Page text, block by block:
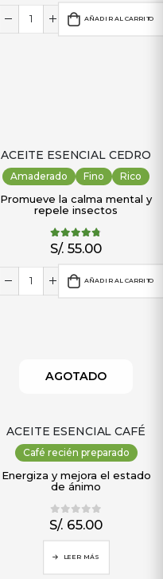
AÑADIR AL CARRITO
ACEITE ESENCIAL CEDRO
Amaderado Fino Rico
Promueve la calma mental y
repele insectos
4.71out of 5
S/. 55.00
AÑADIR AL CARRITO
AGOTADO
ACEITE ESENCIAL CAFÉ
Café recién preparado
Energiza y mejora el estado
de ánimo
0 out of 5
S/. 65.00
LEER MÁS